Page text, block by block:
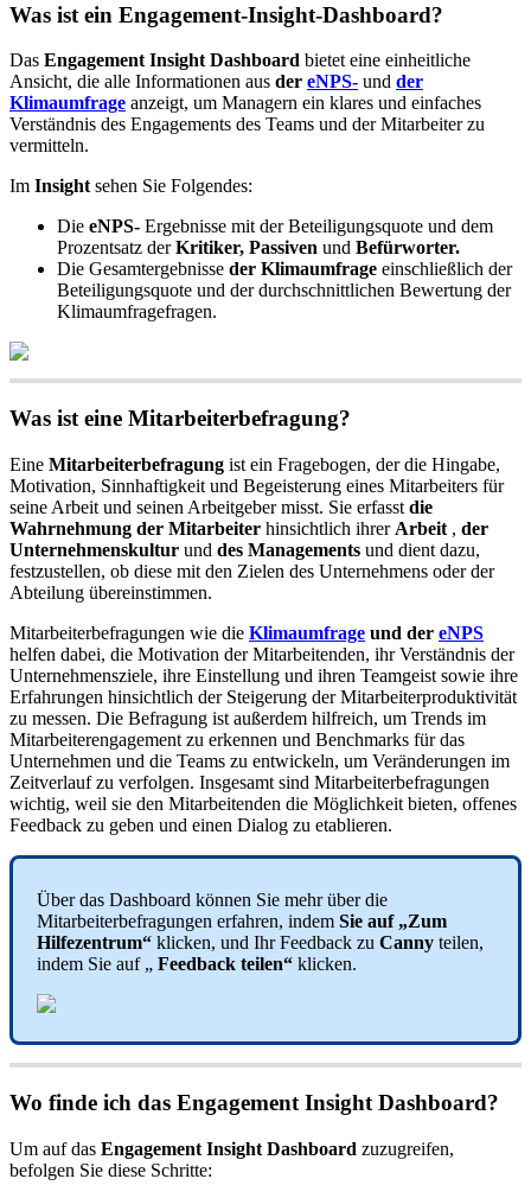
Was ist ein Engagement-Insight-Dashboard?
Das Engagement Insight Dashboard bietet eine einheitliche
Ansicht, die alle Informationen aus der eNPS- und der
Klimaumfrage anzeigt, um Managern ein klares und einfaches
Verständnis des Engagements des Teams und der Mitarbeiter zu
vermitteln.
Im Insight sehen Sie Folgendes:
Die eNPS- Ergebnisse mit der Beteiligungsquote und dem
Prozentsatz der Kritiker, Passiven und Befürworter.
Die Gesamtergebnisse der Klimaumfrage einschließlich der
Beteiligungsquote und der durchschnittlichen Bewertung der
Klimaumfragefragen.
Was ist eine Mitarbeiterbefragung?
Eine Mitarbeiterbefragung ist ein Fragebogen, der die Hingabe,
Motivation, Sinnhaftigkeit und Begeisterung eines Mitarbeiters für
seine Arbeit und seinen Arbeitgeber misst. Sie erfasst die
Wahrnehmung der Mitarbeiter hinsichtlich ihrer Arbeit , der
Unternehmenskultur und des Managements und dient dazu,
festzustellen, ob diese mit den Zielen des Unternehmens oder der
Abteilung übereinstimmen.
Mitarbeiterbefragungen wie die Klimaumfrage und der eNPS
helfen dabei, die Motivation der Mitarbeitenden, ihr Verständnis der
Unternehmensziele, ihre Einstellung und ihren Teamgeist sowie ihre
Erfahrungen hinsichtlich der Steigerung der Mitarbeiterproduktivität
zu messen. Die Befragung ist außerdem hilfreich, um Trends im
Mitarbeiterengagement zu erkennen und Benchmarks für das
Unternehmen und die Teams zu entwickeln, um Veränderungen im
Zeitverlauf zu verfolgen. Insgesamt sind Mitarbeiterbefragungen
wichtig, weil sie den Mitarbeitenden die Möglichkeit bieten, offenes
Feedback zu geben und einen Dialog zu etablieren.
Über das Dashboard können Sie mehr über die
Mitarbeiterbefragungen erfahren, indem Sie auf „Zum
Hilfezentrum“ klicken, und Ihr Feedback zu Canny teilen,
indem Sie auf „ Feedback teilen“ klicken.
Wo finde ich das Engagement Insight Dashboard?
Um auf das Engagement Insight Dashboard zuzugreifen,
befolgen Sie diese Schritte: